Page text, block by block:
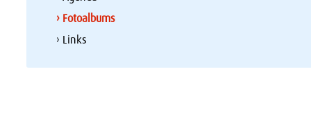
› Fotoalbums
› Links